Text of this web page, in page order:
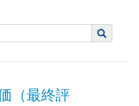
（最終評